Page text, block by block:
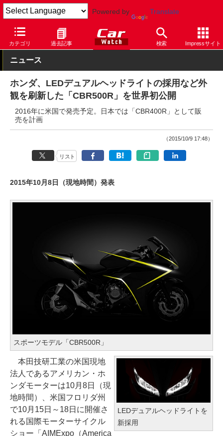
Powered by Translate
カテゴリ 過去記事 検索 Impressサイト
Car Watch モーターサイクル ホンダ
ニュース
ホンダ、LEDデュアルヘッドライトの採用など外
観を刷新した「CBR500R」を世界初公開
2016年に米国で発売予定。日本では「CBR400R」として販
売を計画
（2015/10/9 17:48）
リスト
2015年10月8日（現地時間）発表
スポーツモデル「CBR500R」
LEDデュアルヘッドライトを
新採用
本田技研工業の米国現地
法人であるアメリカン・ホ
ンダモーターは10月8日（現
地時間）、米国フロリダ州
で10月15日～18日に開催さ
れる国際モーターサイクル
ショー「AIMExpo（America